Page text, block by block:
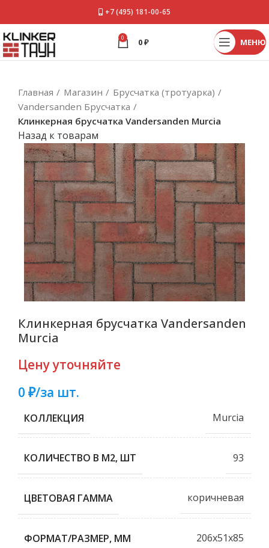
+7 (495) 181-00-65
0 0₽ МЕНЮ
Главная Магазин
Брусчатка (тротуарка)
Vandersanden Брусчатка
Клинкерная брусчатка Vandersanden Murcia
Назад к товарам
Клинкерная брусчатка Vandersanden
Murcia
Цену уточняйте
0 ₽/за шт.
КОЛЛЕКЦИЯ Murcia
КОЛИЧЕСТВО В М2, ШТ 93
ЦВЕТОВАЯ ГАММА коричневая
ФОРМАТ/РАЗМЕР, ММ 206x51x85